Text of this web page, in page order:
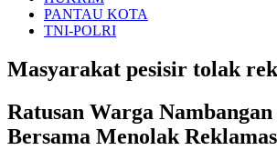
PANTAU KOTA
TNI-POLRI
Masyarakat pesisir tolak
Ratusan Warga
Bersama Menolak